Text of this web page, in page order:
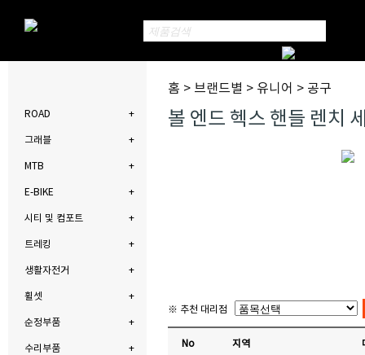
ROAD
그래블
MTB
E-BIKE
시티 및 컴포트
트레킹
생활자전거
휠셋
순정부품
수리부품
홈 > 브랜드별 > 유니어 > 공구
볼 엔드 헥스 핸들 렌치
※ 추천 대리점
No 지역